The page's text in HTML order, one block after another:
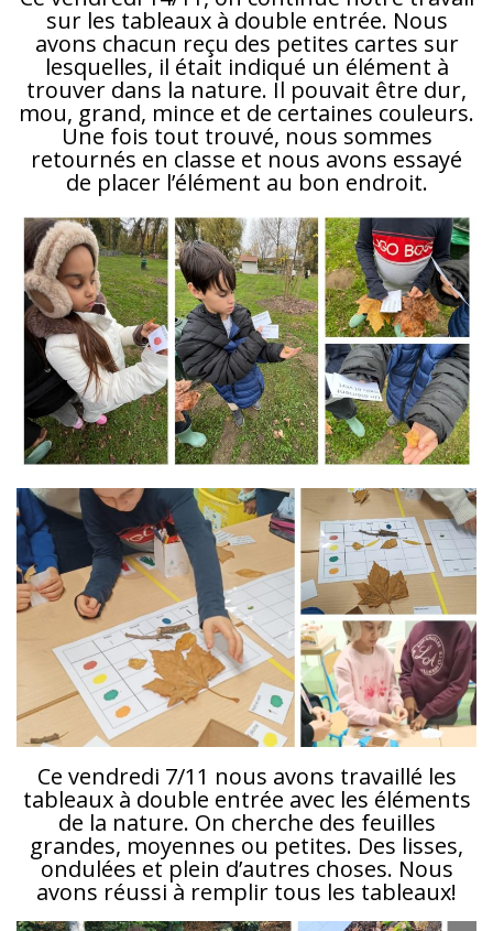
sur les tableaux à double entrée. Nous
avons chacun reçu des petites cartes sur
lesquelles, il était indiqué un élément à
trouver dans la nature. Il pouvait être dur,
mou, grand, mince et de certaines couleurs.
Une fois tout trouvé, nous sommes
retournés en classe et nous avons essayé
de placer l’élément au bon endroit.
Ce vendredi 7/11 nous avons travaillé les
tableaux à double entrée avec les éléments
de la nature. On cherche des feuilles
grandes, moyennes ou petites. Des lisses,
ondulées et plein d’autres choses. Nous
avons réussi à remplir tous les tableaux!